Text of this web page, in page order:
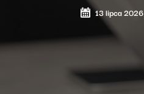
13 lipca 2026